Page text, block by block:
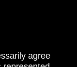
agree